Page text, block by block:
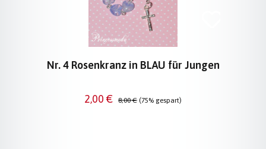
Nr. 4 Rosenkranz in BLAU für Jungen
Verkaufspreis:
2,00 € Regulärer Preis:
8,00 € (75% gespart)